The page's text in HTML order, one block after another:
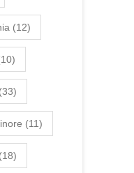
(12)
(33)
(11)
(18)